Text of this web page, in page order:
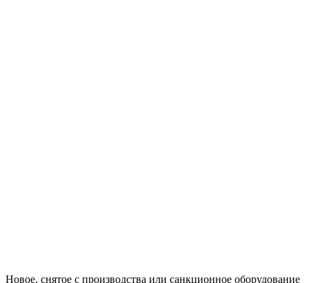
Новое, снятое с производства или санкционное оборудование